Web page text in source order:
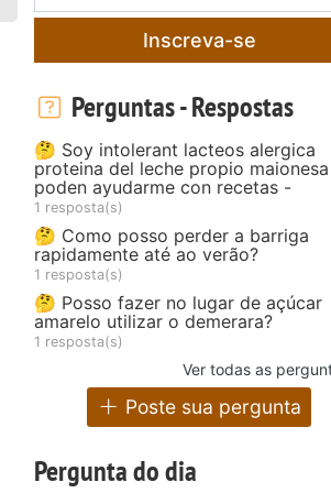
Inscreva-se
Perguntas - Respostas
🤔 Soy intolerant lacteos alergica
proteina del leche propio maionesa
poden ayudarme con recetas -
1 resposta(s)
🤔 Como posso perder a barriga
rapidamente até ao verão?
1 resposta(s)
🤔 Posso fazer no lugar de açúcar
amarelo utilizar o demerara?
1 resposta(s)
Ver todas as
Poste sua pergunta
Pergunta do dia